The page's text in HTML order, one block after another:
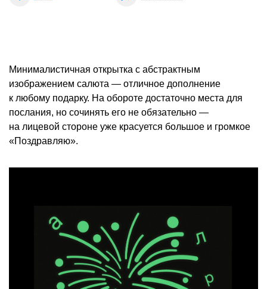
Минималистичная открытка с абстрактным
изображением салюта — отличное дополнение
к любому подарку. На обороте достаточно места для
послания, но сочинять его не обязательно —
на лицевой стороне уже красуется большое и громкое
«Поздравляю».